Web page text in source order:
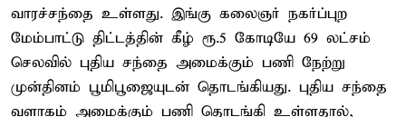
வாரச்சந்தை உள்ளது. இங்கு கலைஞர் நகர்ப்புற
மேம்பாட்டு திட்டத்தின் கீழ் ரூ.5 கோடியே 69 லட்சம்
செலவில் புதிய சந்தை அமைக்கும் பணி நேற்று
முன்தினம் பூமிபூஜையுடன் தொடங்கியது. புதிய சந்தை
வளாகம் அமைக்கும் பணி தொடங்கி உள்ளதால்,